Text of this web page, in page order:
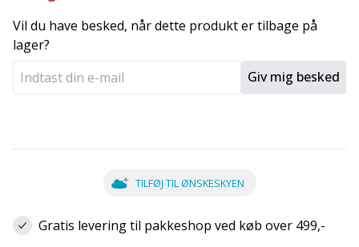
Vil du have besked, når dette produkt er tilbage på
lager?
Giv mig besked
TILFØJ TIL ØNSKESKYEN
Gratis levering til pakkeshop ved køb over 499,-